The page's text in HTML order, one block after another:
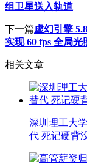
组卫星送入轨道
下一篇虚幻引擎
实现 60 fps 全局光
相关文章
深圳理工大
代 死记硬背